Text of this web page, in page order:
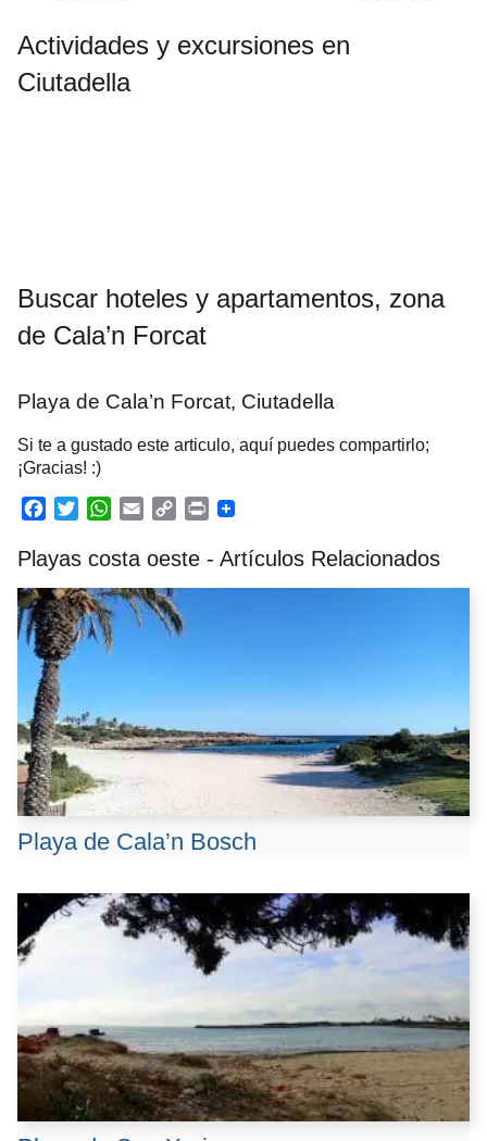
Actividades y excursiones en
Ciutadella
Buscar hoteles y apartamentos, zona
de Cala’n Forcat
Playa de Cala’n Forcat, Ciutadella
Si te a gustado este articulo, aquí puedes compartirlo;
¡Gracias! :)
c
b
o
o
k
i
t
e
r
W
a
s
A
p
a
l
C
p
L
i
P
i
Playas costa oeste - Artículos Relacionados
Playa de Cala’n Bosch